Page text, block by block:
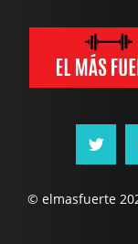
© elmasfuerte